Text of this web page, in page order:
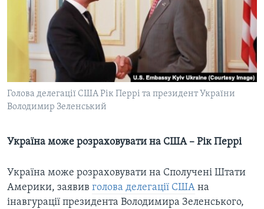
СУСПІЛЬСТВО
ЕКОНОМІКА
ІСТОРІЇ УСПІХУ УКРАЇНЦІВ
ТЕЛЕПРОГРАМИ
ЧАС-TIME
БРИФІНГ ГОЛОСУ АМЕРИКИ
ВІКНО В АМЕРИКУ
ПОГЛЯД З ВАШИНГТОНА
ENGLISH
Learning English
МИ В СОЦМЕРЕЖАХ
Голова делегації США Рік Перрі та президент України
Володимир Зеленський
Україна може розраховувати на США – Рік Перрі
Україна може розраховувати на Сполучені Штати
Америки, заявив голова делегації США на
інавгурації президента Володимира Зеленського,